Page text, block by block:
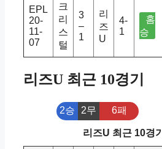
EPL
20-
11-
07
크
리
스
털
3
–
1
리
즈
U
4-
1
홈
승
리즈U 최근 10경기
2승 2무 6패
리즈U 최근 10경기